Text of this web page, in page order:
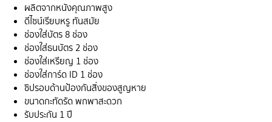
ผลิตจากหนังคุณภาพสูง
ดีไซน์เรียบหรู ทันสมัย
ช่องใส่บัตร 8 ช่อง
ช่องใส่ธนบัตร 2 ช่อง
ช่องใส่เหรียญ 1 ช่อง
ช่องใส่การ์ด ID 1 ช่อง
ซิปรอบด้านป้องกันสิ่งของสูญหาย
ขนาดกะทัดรัด พกพาสะดวก
รับประกัน 1 ปี